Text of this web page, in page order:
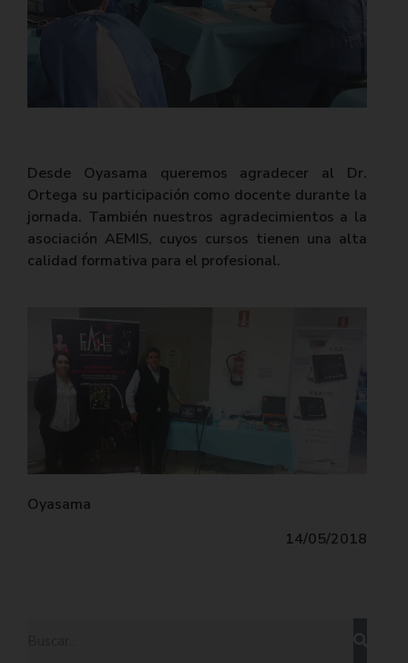
Desde Oyasama queremos agradecer al Dr.
Ortega su participación como docente durante la
jornada. También nuestros agradecimientos a la
asociación AEMIS, cuyos cursos tienen una alta
calidad formativa para el profesional.
Oyasama
14/05/2018